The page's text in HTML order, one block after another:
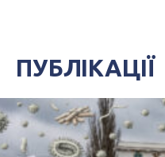
ПУБЛІКАЦІЇ